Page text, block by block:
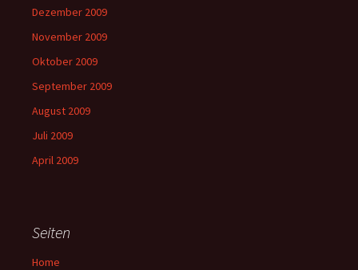
Dezember 2009
November 2009
Oktober 2009
September 2009
August 2009
Juli 2009
April 2009
Seiten
Home